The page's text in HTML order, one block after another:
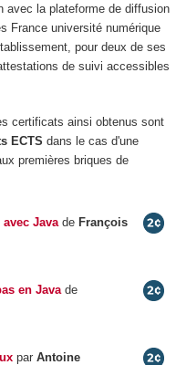
avec la plateforme de diffusion
France université numérique
pour deux de ses
de suivi accessibles
certificats ainsi obtenus sont
ECTS dans le cas d'une
premières briques de
Javade François
en Javade
par Antoine